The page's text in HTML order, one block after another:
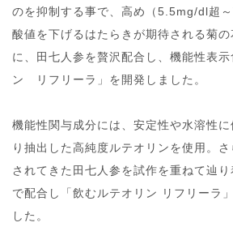
のを抑制する事で、高め（5.5mg/dl超
酸値を下げるはたらきが期待される菊
に、田七人参を贅沢配合し、機能性表
ン リフリーラ」を開発しました。
機能性関与成分には、安定性や水溶性に
り抽出した高純度ルテオリンを使用。
されてきた田七人参を試作を重ねて辿
で配合し「飲むルテオリン リフリーラ
した。